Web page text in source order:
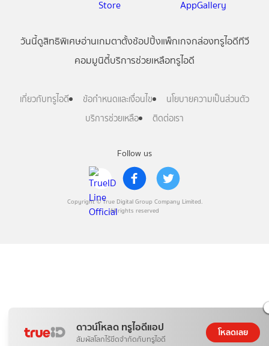
ดาวน์โหลด ทรูไอดีแอป
สัมผัสโลกไร้ขีดจำกัดกับทรูไอดี
โหลดเลย
Follow us
Copyright © True Digital Group Company Limited.
All rights reserved
วันนี้ดูสิทธิพิเศษอ่านเกมตาตั้งช้อปปิ้งแพ็กเกจกล่องทรูไอดีทีวี
คอมมูนิตี้บริการช่วยเหลือทรูไอดี
เกี่ยวกับทรูไอดี ข้อกำหนดและเงื่อนไข
นโยบายความเป็นส่วนตัว
บริการช่วยเหลือ
ติดต่อเรา